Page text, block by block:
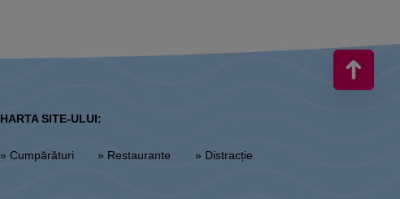
HARTA SITE-ULUI:
» Cumpărături » Restaurante » Distracție